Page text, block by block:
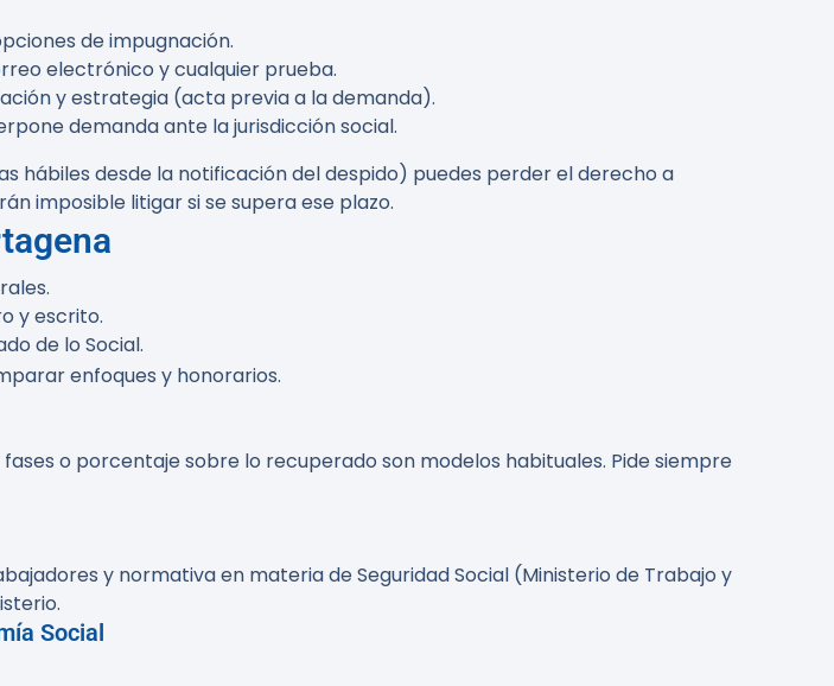
de impugnación.
electrónico y cualquier prueba.
y estrategia (acta previa a la demanda).
demanda ante la jurisdicción social.
hábiles desde la notificación del despido) puedes perder el derecho a
imposible litigar si se supera ese plazo.
y escrito.
de lo Social.
enfoques y honorarios.
o porcentaje sobre lo recuperado son modelos habituales. Pide siempre
y normativa en materia de Seguridad Social (Ministerio de Trabajo y
Social